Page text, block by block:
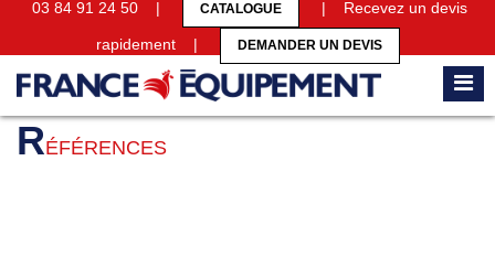
03 84 91 24 50 | CATALOGUE | Recevez un devis
rapidement | DEMANDER UN DEVIS
Accueil Références
RÉFÉRENCES